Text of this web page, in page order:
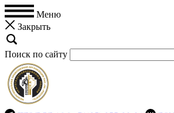
Меню
Закрыть
Поиск по сайту